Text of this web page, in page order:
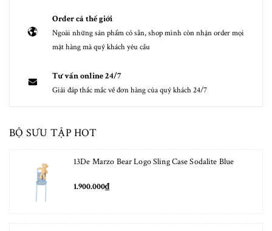
Order cả thế giới
Ngoài những sản phẩm có sẵn, shop mình còn nhận order mọi
mặt hàng mà quý khách yêu cầu
Tư vấn online 24/7
Giải đáp thắc mắc về đơn hàng của quý khách 24/7
BỘ SƯU TẬP HOT
13De Marzo Bear Logo Sling Case Sodalite Blue
1.900.000₫